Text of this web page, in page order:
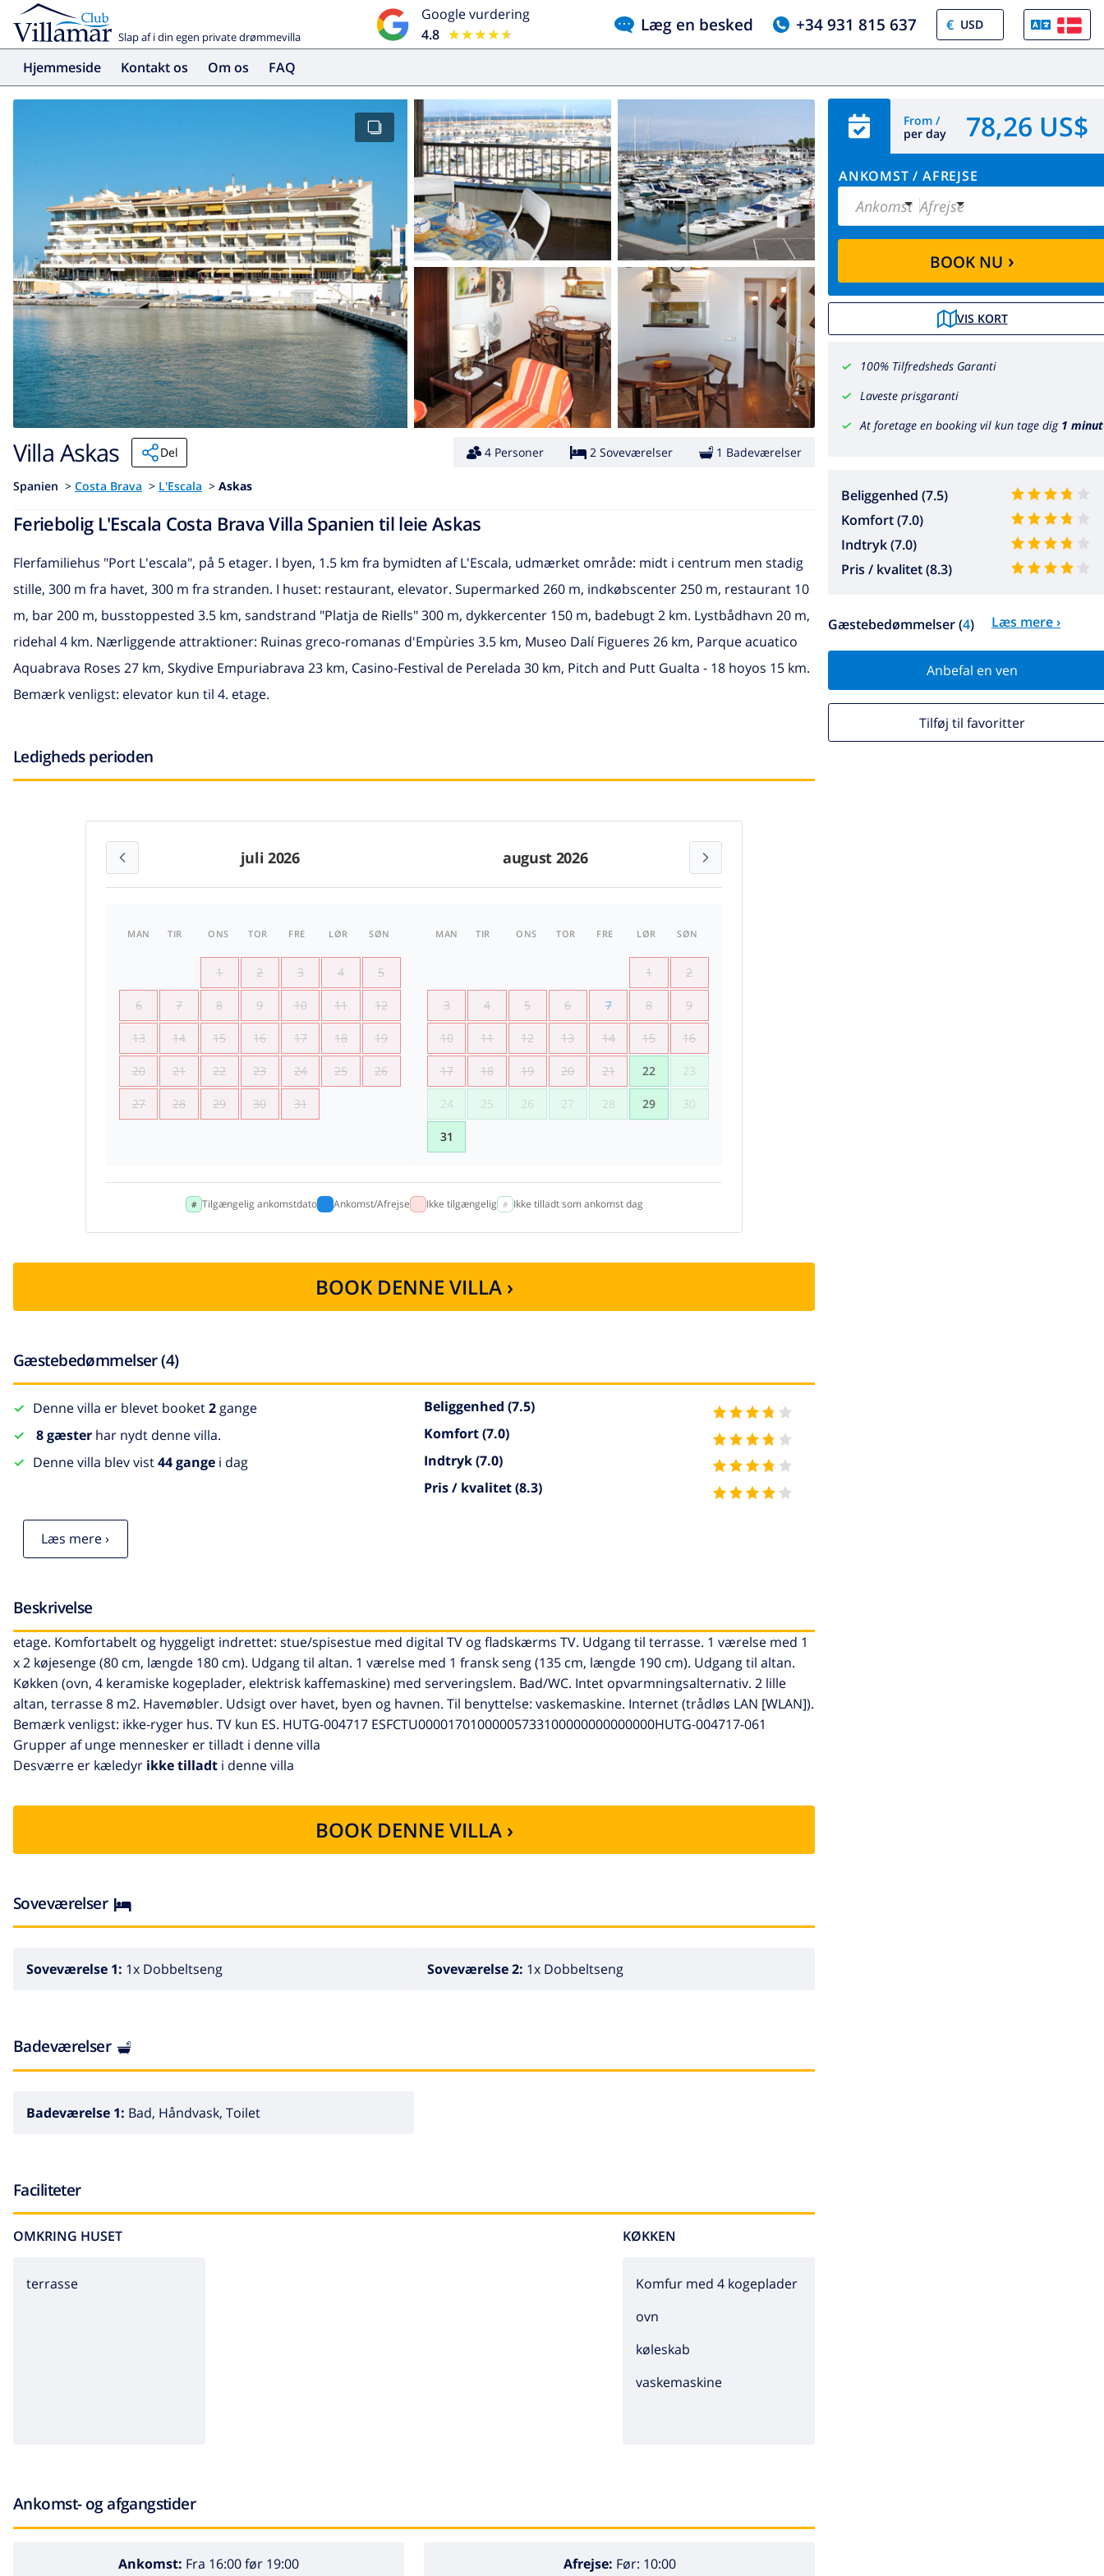
Slap af i din egen private drømmevilla
Google vurdering
4.8 ★★★★★
★★★★★ Læg en besked +34 931 815 637 €
Hjemmeside Kontakt os Om os FAQ
From /
per day
78,26 US$
ANKOMST / AFREJSE
Ankomst Afrejse
BOOK NU ›
VIS KORT
100% Tilfredsheds Garanti
Laveste prisgaranti
At foretage en booking vil kun tage dig 1 minut
Beliggenhed (7.5)
Komfort (7.0)
Indtryk (7.0)
Pris / kvalitet (8.3)
Gæstebedømmelser (4) Læs mere ›
Anbefal en ven
Tilføj til favoritter
Villa Askas Del 4 Personer 2 Soveværelser 1 Badeværelser
Spanien > Costa Brava > L'Escala > Askas
Feriebolig L'Escala Costa Brava Villa Spanien til leie Askas
Flerfamiliehus "Port L'escala", på 5 etager. I byen, 1.5 km fra bymidten af L'Escala, udmærket område: midt i centrum men stadig
stille, 300 m fra havet, 300 m fra stranden. I huset: restaurant, elevator. Supermarked 260 m, indkøbscenter 250 m, restaurant 10
m, bar 200 m, busstoppested 3.5 km, sandstrand "Platja de Riells" 300 m, dykkercenter 150 m, badebugt 2 km. Lystbådhavn 20 m,
ridehal 4 km. Nærliggende attraktioner: Ruinas greco-romanas d'Empùries 3.5 km, Museo Dalí Figueres 26 km, Parque acuatico
Aquabrava Roses 27 km, Skydive Empuriabrava 23 km, Casino-Festival de Perelada 30 km, Pitch and Putt Gualta - 18 hoyos 15 km.
Bemærk venligst: elevator kun til 4. etage.
Ledigheds perioden
juli 2026 august 2026
MAN TIR ONS TOR FRE LØR SØN
1 2 3 4 5
6 7 8 9 10 11 12
13 14 15 16 17 18 19
20 21 22 23 24 25 26
27 28 29 30 31
MAN TIR ONS TOR FRE LØR SØN
1 2
3 4 5 6 7 8 9
10 11 12 13 14 15 16
17 18 19 20 21 22 23
24 25 26 27 28 29 30
31
Tilgængelig ankomstdato Ankomst/Afrejse Ikke tilgængelig Ikke tilladt som ankomst dag
BOOK DENNE VILLA ›
Gæstebedømmelser (4)
Denne villa er blevet booket2 gange
8 gæster har nydt denne villa.
Denne villa blev vist44 gange i dag
Beliggenhed (7.5)
Komfort(7.0)
Indtryk(7.0)
Pris / kvalitet(8.3)
Læs mere ›
Beskrivelse
etage. Komfortabelt og hyggeligt indrettet: stue/spisestue med digital TV og fladskærms TV. Udgang til terrasse. 1 værelse med 1
x 2 køjesenge (80 cm, længde 180 cm). Udgang til altan. 1 værelse med 1 fransk seng (135 cm, længde 190 cm). Udgang til altan.
Køkken (ovn, 4 keramiske kogeplader, elektrisk kaffemaskine) med serveringslem. Bad/WC. Intet opvarmningsalternativ. 2 lille
altan, terrasse 8 m2. Havemøbler. Udsigt over havet, byen og havnen. Til benyttelse: vaskemaskine. Internet (trådløs LAN [WLAN]).
Bemærk venligst: ikke-ryger hus. TV kun ES. HUTG-004717 ESFCTU00001701000005733100000000000000HUTG-004717-061
Grupper af unge mennesker er tilladt i denne villa
Desværre er kæledyr ikke tilladt i denne villa
BOOK DENNE VILLA ›
Soveværelser
Soveværelse 1: 1x Dobbeltseng Soveværelse 2: 1x Dobbeltseng
Badeværelser
Badeværelse 1: Bad, Håndvask, Toilet
Faciliteter
OMKRING HUSET
terrasse
KØKKEN
Komfur med 4 kogeplader
ovn
køleskab
vaskemaskine
Ankomst- og afgangstider
Ankomst: Fra 16:00 før 19:00 Afrejse: Før: 10:00